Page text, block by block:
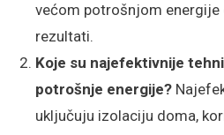
većom potrošnjom
rezultati.
Koje su najefektivnije
potrošnje energije?
uključuju izolaciju doma,